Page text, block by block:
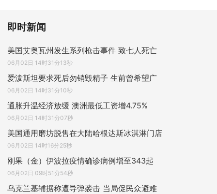
即时新闻
美国艾奥瓦州发生系列枪击事件 致七人死亡
06月02日 14时31分13秒
爱泼斯坦要求死后勿销毁精子 生前曾希望广
06月02日 14时31分10秒
通胀升温经济放缓 澳洲最低工资增4.75%
06月02日 14时31分07秒
美国通用磨坊脱售在大陆哈根达斯冰淇淋门店
06月02日 14时16分25秒
刚果（金）伊波拉疫情确诊病例增至343起
06月02日 09时51分54秒
乌克兰基辅据称遭导弹袭击 当局促民众避难